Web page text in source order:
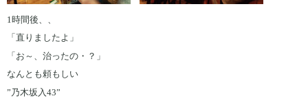
1時間後、、
「直りましたよ」
「お～、治ったの・？」
なんとも頼もしい
”乃木坂入43”